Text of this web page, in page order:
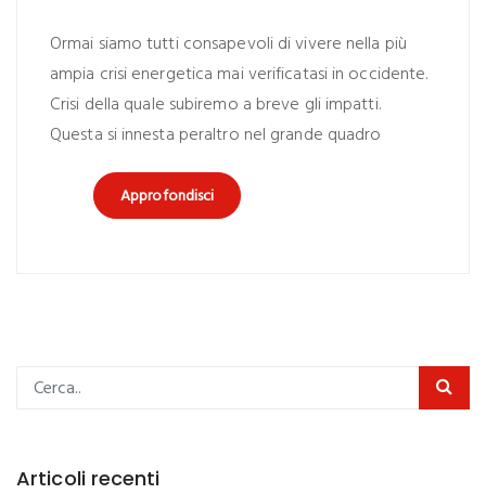
Ormai siamo tutti consapevoli di vivere nella più
ampia crisi energetica mai verificatasi in occidente.
Crisi della quale subiremo a breve gli impatti.
Questa si innesta peraltro nel grande quadro
Approfondisci
Articoli recenti